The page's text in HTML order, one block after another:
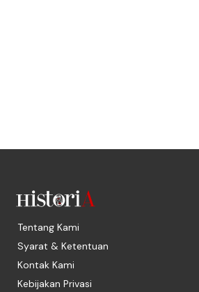
Tentang Kami
Syarat & Ketentuan
Kontak Kami
Kebijakan Privasi